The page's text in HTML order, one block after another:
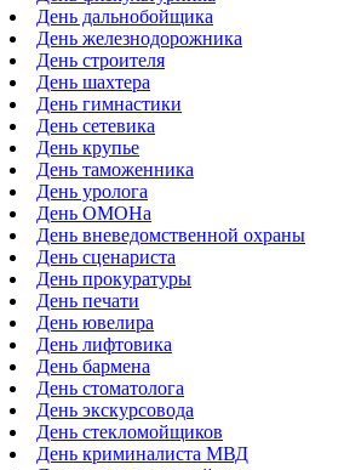
День дальнобойщика
День железнодорожника
День строителя
День шахтера
День гимнастики
День сетевика
День крупье
День таможенника
День уролога
День ОМОНа
День вневедомственной охраны
День сценариста
День прокуратуры
День печати
День ювелира
День лифтовика
День бармена
День стоматолога
День экскурсовода
День стекломойщиков
День криминалиста МВД